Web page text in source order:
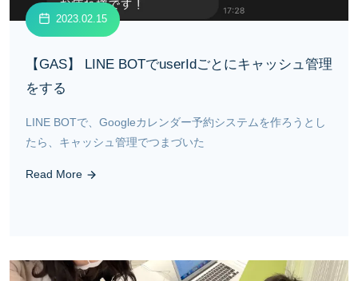
2023.02.15
【GAS】 LINE BOTでuserIdごとにキャッシュ管理
をする
LINE BOTで、Googleカレンダー予約システムを作ろうとし
たら、キャッシュ管理でつまづいた
Read More